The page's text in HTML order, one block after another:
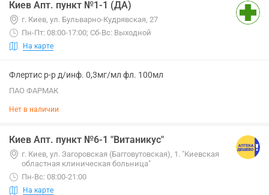
Киев Апт. пункт №1-1 (ДА)
г. Киев, ул. Бульварно-Кудрявская, 27
Пн-Пт: 08:00-17:00; Сб-Вс: Выходной
На карте
Флертис р-р д/инф. 0,3мг/мл фл. 100мл
ПАО ФАРМАК
Нет в наличии
Киев Апт. пункт №6-1 "Витаникус"
г. Киев, ул. Загоровская (Багговутовская), 1. "Киевская
областная клиническая больница"
Пн-Вс: 08:00-21:00
На карте